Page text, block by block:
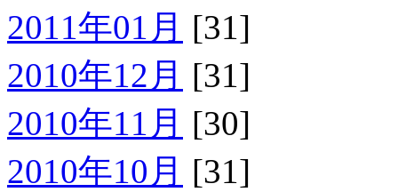
2011年01月 [31]
2010年12月 [31]
2010年11月 [30]
2010年10月 [31]